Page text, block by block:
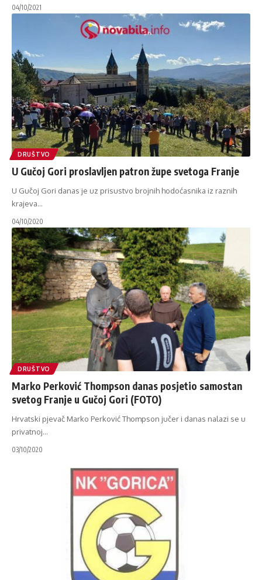
04/10/2021
DRUŠTVO
U Gučoj Gori proslavljen patron župe svetoga Franje
U Gučoj Gori danas je uz prisustvo brojnih hodoćasnika iz raznih
krajeva…
04/10/2020
DRUŠTVO
Marko Perković Thompson danas posjetio samostan
svetog Franje u Gučoj Gori (FOTO)
Hrvatski pjevač Marko Perković Thompson jučer i danas nalazi se u
privatnoj…
03/10/2020